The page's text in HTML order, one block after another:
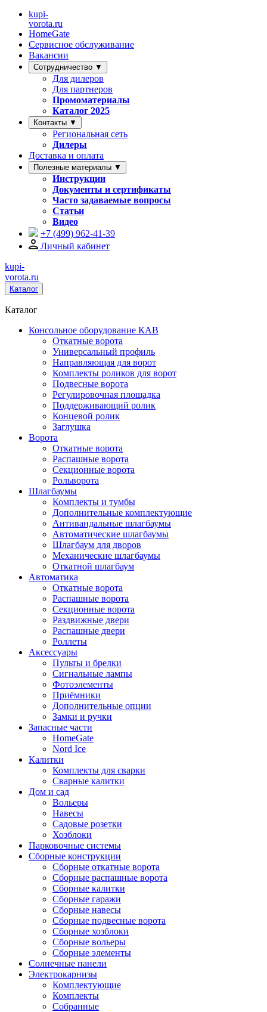
kupi-
vorota.ru
HomeGate
Сервисное обслуживание
Вакансии
Сотрудничество ▼
Для дилеров
Для партнеров
Промоматериалы
Каталог 2025
Контакты ▼
Региональная сеть
Дилеры
Доставка и оплата
Полезные материалы ▼
Инструкции
Документы и сертификаты
Часто задаваемые вопросы
Статьи
Видео
+7 (499) 962-41-39
Личный кабинет
kupi-
vorota.ru
Каталог
Каталог
Консольное оборудование КАВ
Откатные ворота
Универсальный профиль
Направляющая для ворот
Комплекты роликов для ворот
Подвесные ворота
Регулировочная площадка
Поддерживающий ролик
Концевой ролик
Заглушка
Ворота
Откатные ворота
Распашные ворота
Секционные ворота
Рольворота
Шлагбаумы
Комплекты и тумбы
Дополнительные комплектующие
Антивандальные шлагбаумы
Автоматические шлагбаумы
Шлагбаум для дворов
Механические шлагбаумы
Откатной шлагбаум
Автоматика
Откатные ворота
Распашные ворота
Секционные ворота
Раздвижные двери
Распашные двери
Роллеты
Аксессуары
Пульты и брелки
Сигнальные лампы
Фотоэлементы
Приёмники
Дополнительные опции
Замки и ручки
Запасные части
HomeGate
Nord Ice
Калитки
Комплекты для сварки
Сварные калитки
Дом и сад
Вольеры
Навесы
Садовые розетки
Хозблоки
Парковочные системы
Сборные конструкции
Сборные откатные ворота
Сборные распашные ворота
Сборные калитки
Сборные гаражи
Сборные навесы
Сборные подвесные ворота
Сборные хозблоки
Сборные вольеры
Сборные элементы
Солнечные панели
Электрокарнизы
Комплектующие
Комплекты
Собранные